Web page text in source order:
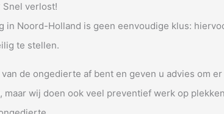
Snel verlost!
in Noord-Holland is geen eenvoudige klus:
te stellen.
de ongedierte af bent en geven u advies om
wij doen ook veel preventief werk op